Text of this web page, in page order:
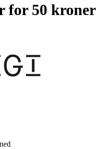
for 50 kroner